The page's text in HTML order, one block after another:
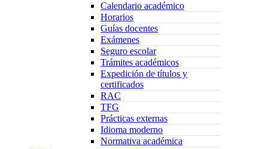
Calendario académico
Horarios
Guías docentes
Exámenes
Seguro escolar
Trámites académicos
Expedición de títulos y
certificados
RAC
TFG
Prácticas externas
Idioma moderno
Normativa académica